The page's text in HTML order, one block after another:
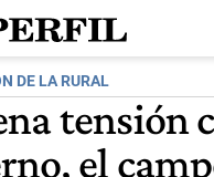
DE LA RURAL
tensión
el